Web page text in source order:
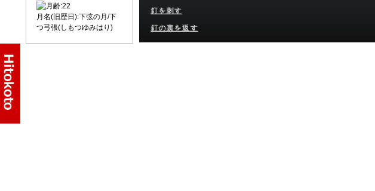
月名(旧歴日):下弦の月/下
つ弓張(しもつゆみはり)
釘を刺す
釘の裏を返す